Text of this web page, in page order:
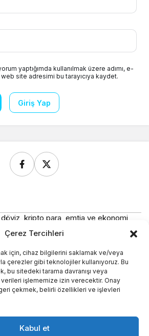
Çerez Tercihleri
için, cihaz bilgilerini saklamak ve/veya
çerezler gibi teknolojiler kullanıyoruz. Bu
bu sitedeki tarama davranışı veya
işlememize izin verecektir. Onay
çekmek, belirli özellikleri ve işlevleri
Kabul et
yaptığımda kullanılmak üzere adımı, e-
site adresimi bu tarayıcıya kaydet.
Giriş Yap
kripto para, emtia ve ekonomi
piyasa verileri ve bilgilendirici
bir dijital yayın platformudur.
bilgilendirme amaçlıdır ve
taşımaz.